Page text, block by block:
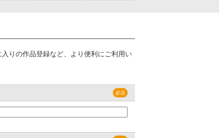
りの作品登録など、より便利にご利用い